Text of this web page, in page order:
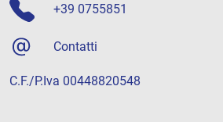
+39 0755851
Contatti
C.F./P.Iva 00448820548